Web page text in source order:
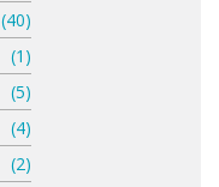
(40)
(1)
(5)
(4)
(2)